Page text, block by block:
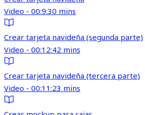
Video - 00:9:30 mins
Crear tarjeta navideña (segunda parte)
Video - 00:12:42 mins
Crear tarjeta navideña (tercera parte)
Video - 00:11:23 mins